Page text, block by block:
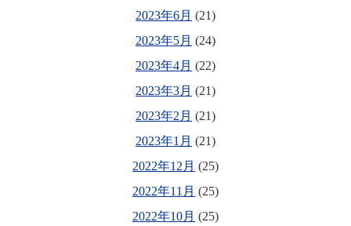
2023年6月 (21)
2023年5月 (24)
2023年4月 (22)
2023年3月 (21)
2023年2月 (21)
2023年1月 (21)
2022年12月 (25)
2022年11月 (25)
2022年10月 (25)